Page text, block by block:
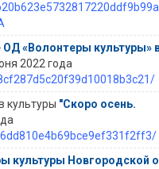
ОД «Волонтеры культуры»
2022 года
культуры "Скоро осень.
культуры Новгородской